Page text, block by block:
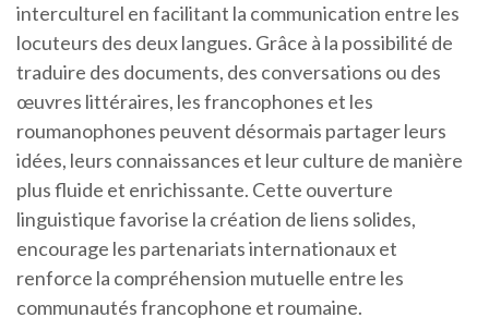
interculturel en facilitant la communication entre les
locuteurs des deux langues. Grâce à la possibilité de
traduire des documents, des conversations ou des
œuvres littéraires, les francophones et les
roumanophones peuvent désormais partager leurs
idées, leurs connaissances et leur culture de manière
plus fluide et enrichissante. Cette ouverture
linguistique favorise la création de liens solides,
encourage les partenariats internationaux et
renforce la compréhension mutuelle entre les
communautés francophone et roumaine.